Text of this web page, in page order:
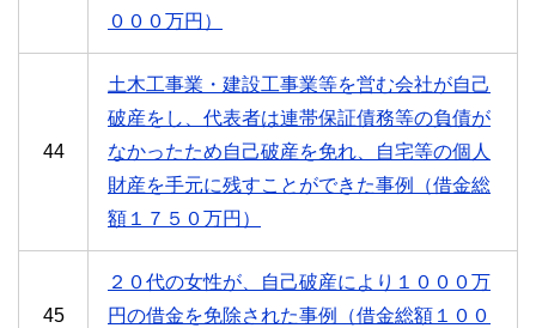
０００万円）
44
土木工事業・建設工事業等を営む会社が自己
破産をし、代表者は連帯保証債務等の負債が
なかったため自己破産を免れ、自宅等の個人
財産を手元に残すことができた事例（借金総
額１７５０万円）
45
２０代の女性が、自己破産により１０００万
円の借金を免除された事例（借金総額１００